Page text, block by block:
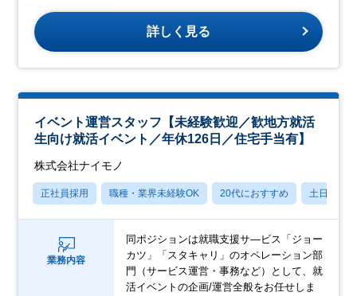
詳しく見る
イベント運営スタッフ【未経験歓迎／歓地方就活
生向け就活イベント／年休126日／住宅手当有】
株式会社ナイモノ
正社員採用 職種・業界未経験OK 20代におすすめ 土日祝休み
業務内容
同ポジションは就職支援サ―ビス「ジョー
カツ」「スタキャリ」のオペレーション部
門（サービス運営・事務など）として、就
活イベントの企画/運営全般をお任せしま